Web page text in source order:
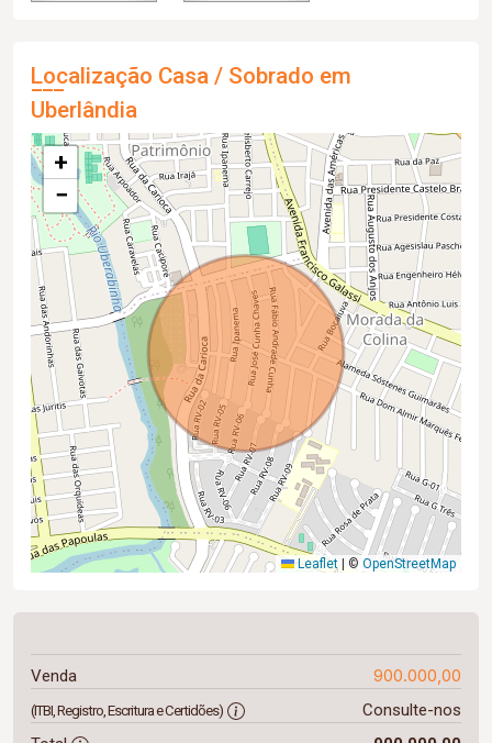
Localização Casa / Sobrado em
Uberlândia
+
−
Leaflet | © OpenStreetMap
Venda 900.000,00
(ITBI, Registro, Escritura e Certidões)
Consulte-nos